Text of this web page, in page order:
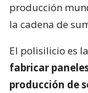
producción
la cadena de
El polisilicio es la
fabricar
producción de